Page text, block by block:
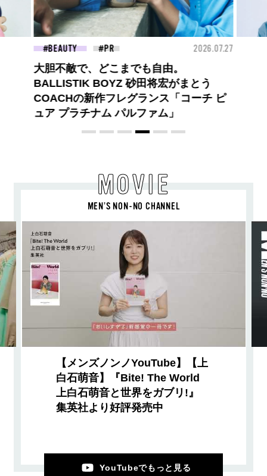
2026.07.27
まとう
コーチ ピ
BEAUTY 2026.07.09
夏のパーマ、さらにあか抜け。N.（エヌ
ドット）のスタイリングアイテムで作る
旬ヘアのテクニックを、人気３サロンに
教わった！
MOVIE
MEN’S NON-NO CHANNEL
【メンズノンノYouTube】【上
白石萌音】『Bite! The World
上白石萌音と世界をガブリ!』
集英社より好評発売中
YouTubeでもっと見る